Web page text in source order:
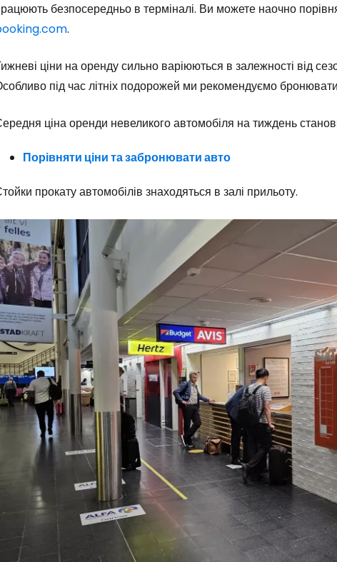
безпосередньо в терміналі. Ви можете наочно
.
ціни на оренду сильно варіюються в залежності від
під час літніх подорожей ми рекомендуємо
ціна оренди невеликого автомобіля на тиждень
Порівняти ціни та забронювати авто
прокату автомобілів знаходяться в залі прильоту.